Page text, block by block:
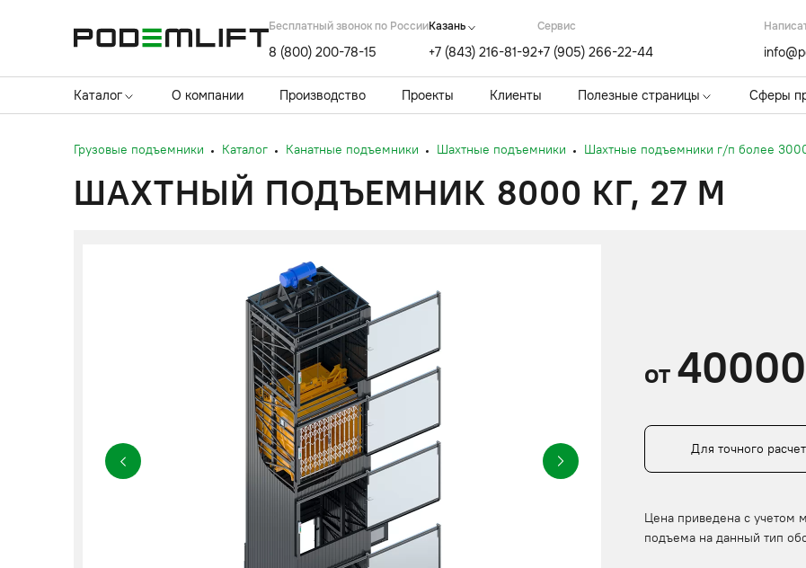
Бесплатный звонок по России
8 (800) 200-78-15
Казань
+7 (843) 216-81-92
Cервис
+7 (905) 266-22-44
Каталог О компании Производство Проекты Клиенты Полезные страницы Сферы
Грузовые подъемники Каталог Канатные подъемники Шахтные подъемники Шахтные подъемники г/п более
ШАХТНЫЙ ПОДЪЕМНИК 8000 КГ, 27 М
от
Для точного
Цена приведена с учетом
подъема на данный тип